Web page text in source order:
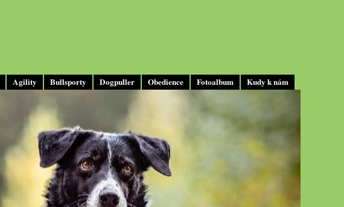
Agility Bullsporty Dogpuller Obedience Fotoalbum Kudy k nám